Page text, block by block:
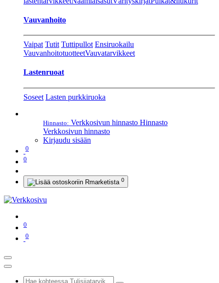
Vauvanhoito
Vaipat Tutit Tuttipullot Ensiruokailu
VauvanhoitotuotteetVauvatarvikkeet
Lastenruoat
Soseet Lasten purkkiruoka
Hinnasto: Verkkosivun hinnasto Hinnasto
Verkkosivun hinnasto
Kirjaudu sisään
0
0
0
0
0